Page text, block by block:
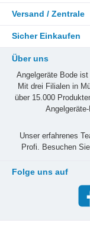
Versand / Zentrale
Sicher Einkaufen
Über uns
Angelgeräte Bode
Mit drei Filialen in
über 15.000
Unser erfahrenes
Profi. Besuchen
Folge uns auf